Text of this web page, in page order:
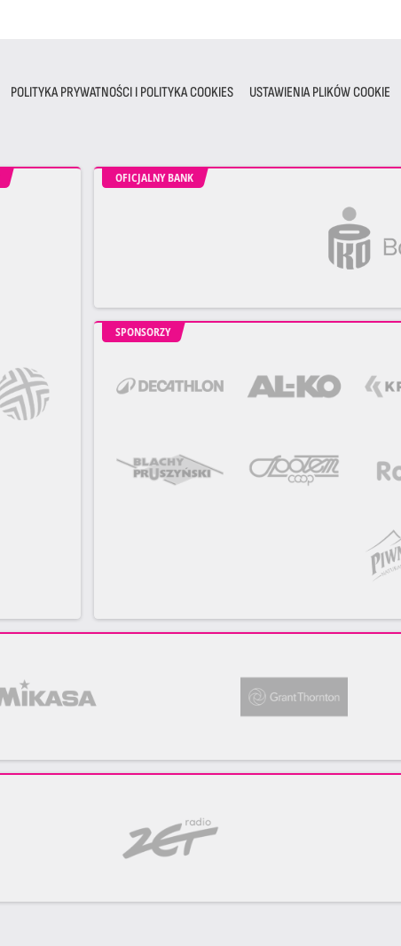
POLITYKA PRYWATNOŚCI I POLITYKA COOKIES USTAWIENIA PLIKÓW COOKIE
OFICJALNY BANK
SPONSORZY